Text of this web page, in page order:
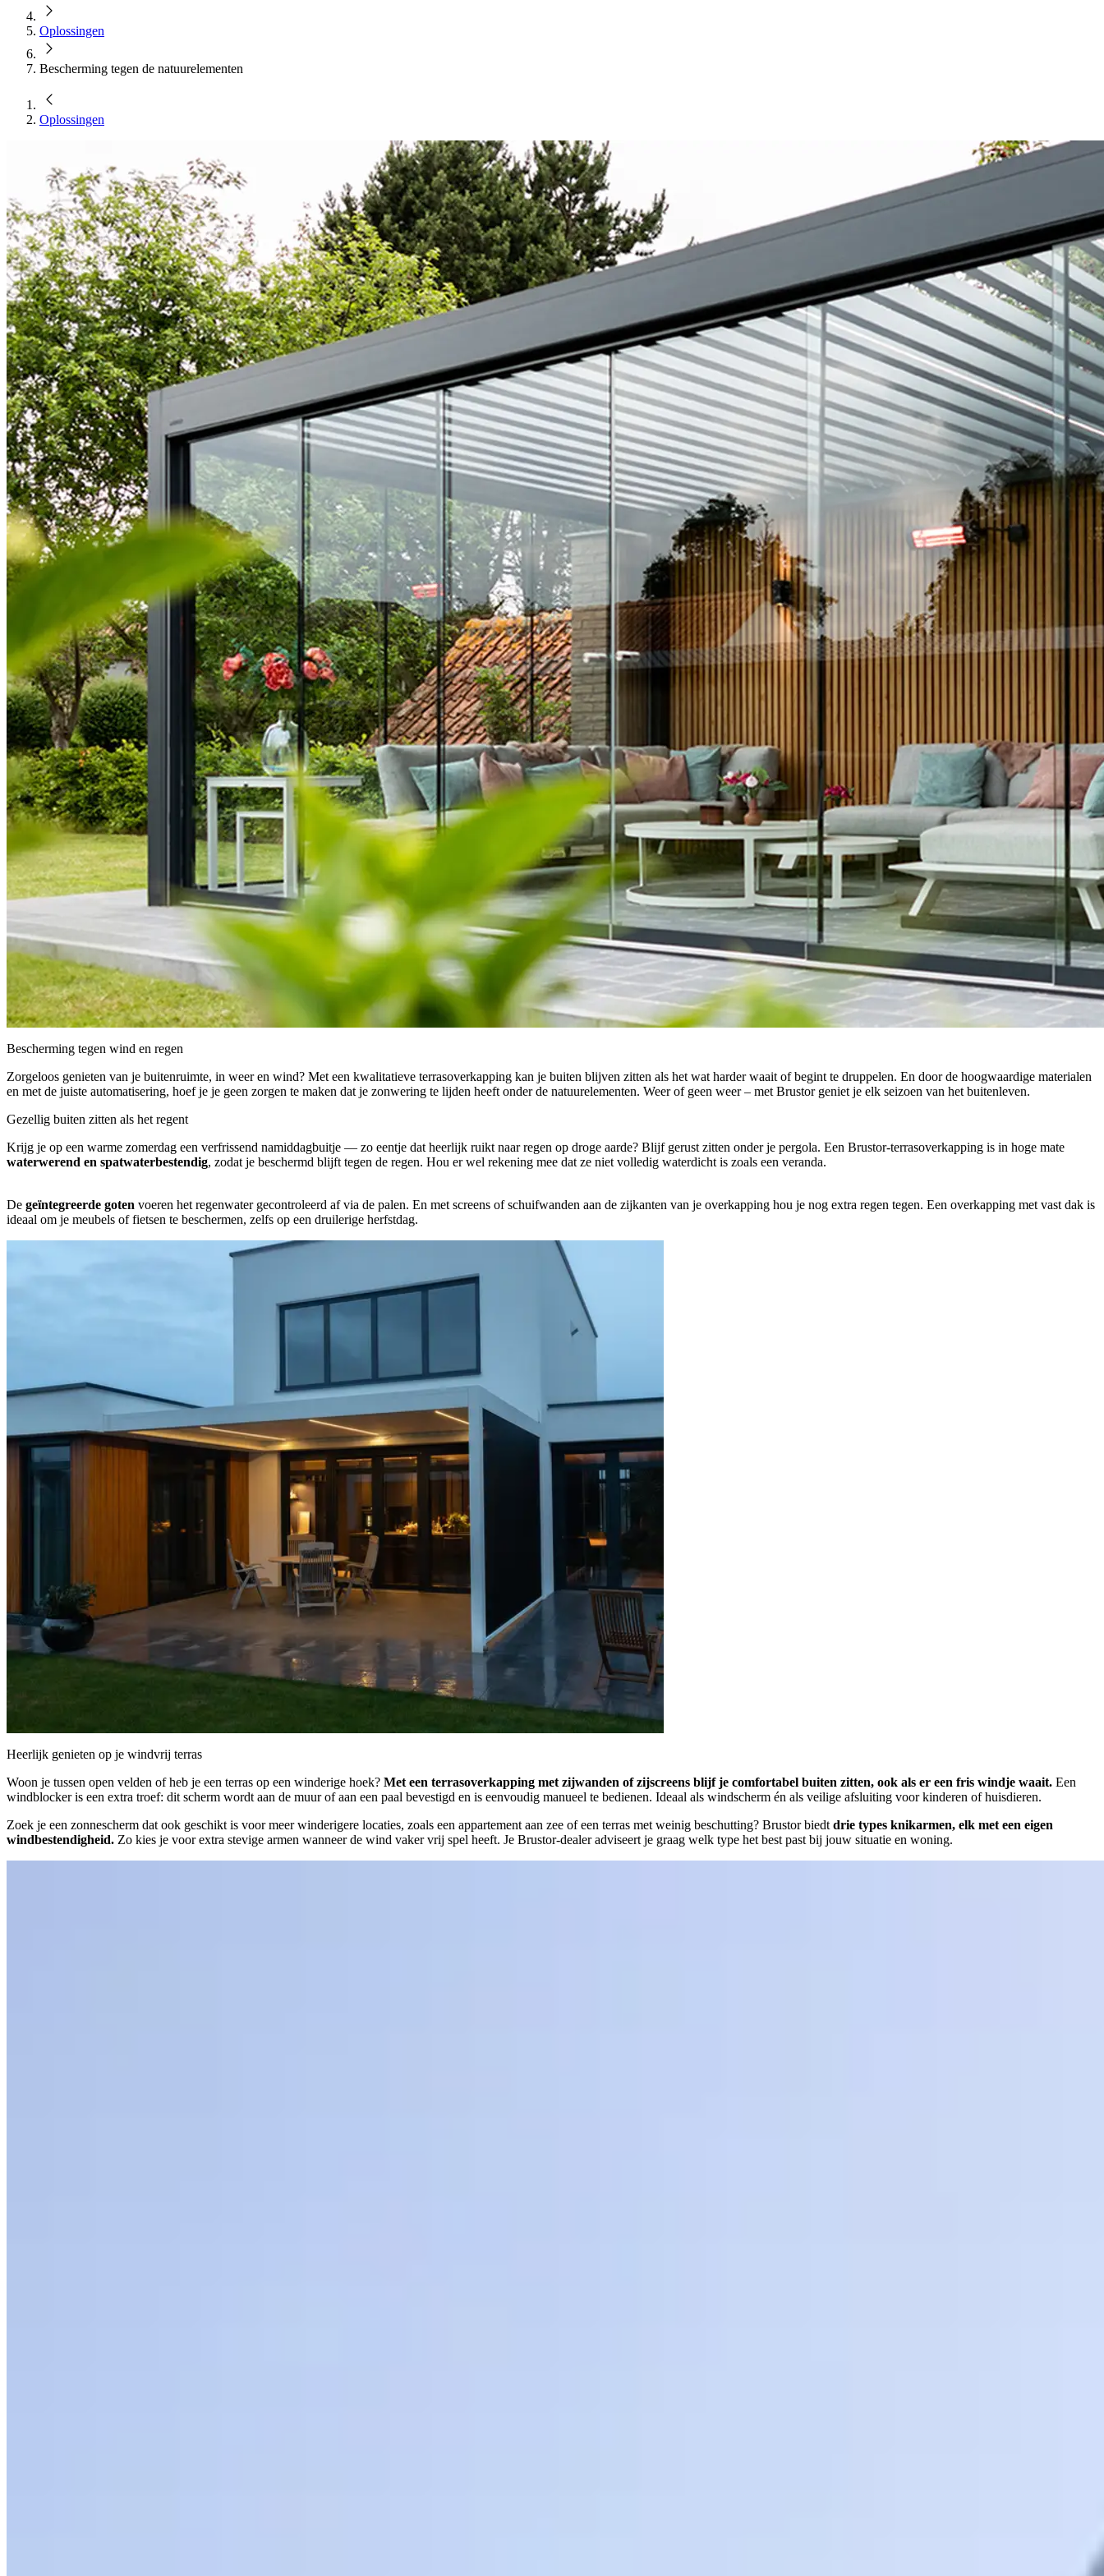
Oplossingen
Bescherming tegen de natuurelementen
Oplossingen
Bescherming tegen wind en regen
Zorgeloos genieten van je buitenruimte, in weer en wind? Met een kwalitatieve terrasoverkapping kan je buiten blijven zitten als het wat harder waait of begint te druppelen. En door de hoogwaardige materialen
en met de juiste automatisering, hoef je je geen zorgen te maken dat je zonwering te lijden heeft onder de natuurelementen. Weer of geen weer – met Brustor geniet je elk seizoen van het buitenleven.
Gezellig buiten zitten als het regent
Krijg je op een warme zomerdag een verfrissend namiddagbuitje — zo eentje dat heerlijk ruikt naar regen op droge aarde? Blijf gerust zitten onder je pergola. Een Brustor-terrasoverkapping is in hoge mate
waterwerend en spatwaterbestendig, zodat je beschermd blijft tegen de regen. Hou er wel rekening mee dat ze niet volledig waterdicht is zoals een veranda.
De geïntegreerde goten voeren het regenwater gecontroleerd af via de palen. En met screens of schuifwanden aan de zijkanten van je overkapping hou je nog extra regen tegen. Een overkapping met vast dak is
ideaal om je meubels of fietsen te beschermen, zelfs op een druilerige herfstdag.
Heerlijk genieten op je windvrij terras
Woon je tussen open velden of heb je een terras op een winderige hoek? Met een terrasoverkapping met zijwanden of zijscreens blijf je comfortabel buiten zitten, ook als er een fris windje waait. Een
windblocker is een extra troef: dit scherm wordt aan de muur of aan een paal bevestigd en is eenvoudig manueel te bedienen. Ideaal als windscherm én als veilige afsluiting voor kinderen of huisdieren.
Zoek je een zonnescherm dat ook geschikt is voor meer winderigere locaties, zoals een appartement aan zee of een terras met weinig beschutting? Brustor biedt drie types knikarmen, elk met een eigen
windbestendigheid. Zo kies je voor extra stevige armen wanneer de wind vaker vrij spel heeft. Je Brustor-dealer adviseert je graag welk type het best past bij jouw situatie en woning.